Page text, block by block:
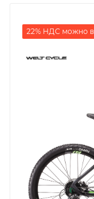
22% НДС можно